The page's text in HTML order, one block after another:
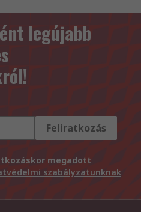
legújabb
Feliratkozás
megadott
szabályzatunknak